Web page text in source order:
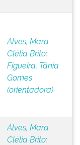
Alves, Mara
Clélia Brito;
Figueira, Tânia
Gomes
(orientadora)
Alves, Mara
Clélia Brito;